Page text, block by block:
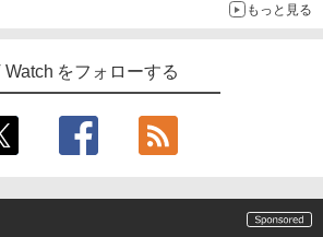
もっと見る
Watch をフォローする